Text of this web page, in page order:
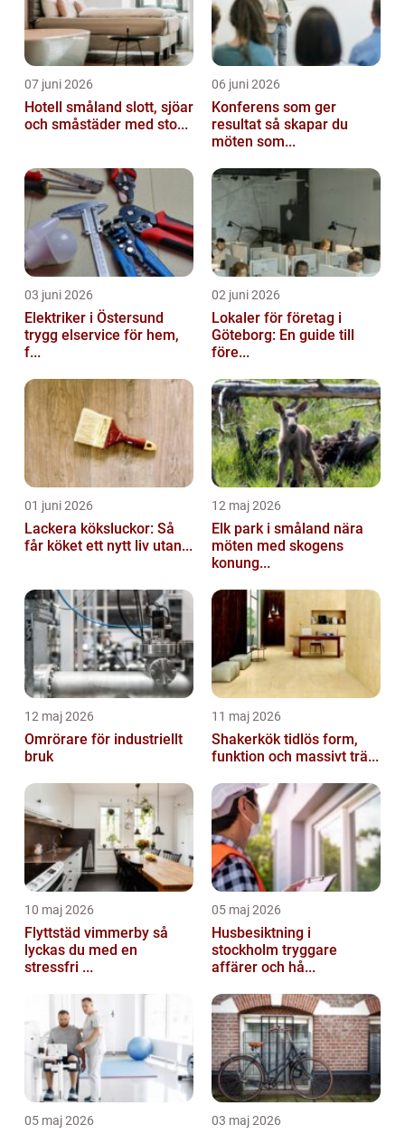
07 juni 2026
Hotell småland slott, sjöar
och småstäder med sto...
06 juni 2026
Konferens som ger
resultat så skapar du
möten som...
03 juni 2026
Elektriker i Östersund
trygg elservice för hem,
f...
02 juni 2026
Lokaler för företag i
Göteborg: En guide till
före...
01 juni 2026
Lackera köksluckor: Så
får köket ett nytt liv utan...
12 maj 2026
Elk park i småland nära
möten med skogens
konung...
12 maj 2026
Omrörare för industriellt
bruk
11 maj 2026
Shakerkök tidlös form,
funktion och massivt trä...
10 maj 2026
Flyttstäd vimmerby så
lyckas du med en
stressfri ...
05 maj 2026
Husbesiktning i
stockholm tryggare
affärer och hå...
05 maj 2026 03 maj 2026